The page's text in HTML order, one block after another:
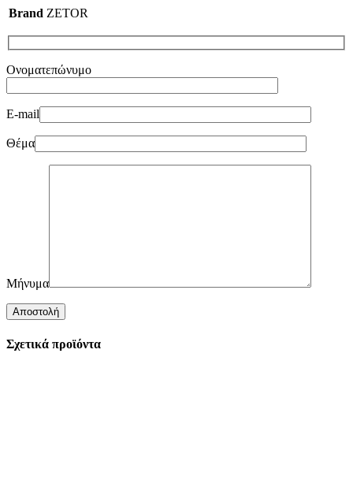
Brand ZETOR
Ονοματεπώνυμο
E-mail
Θέμα
Μήνυμα
Σχετικά προϊόντα